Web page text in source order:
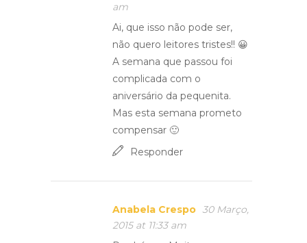
am
Ai, que isso não pode ser,
não quero leitores tristes!! 😀
A semana que passou foi
complicada com o
aniversário da pequenita.
Mas esta semana prometo
compensar 🙂
Responder
Anabela Crespo 30 Março,
2015 at 11:33 am